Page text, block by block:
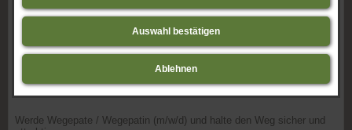
Auswahl bestätigen
Ablehnen
Werde Wegepate / Wegepatin (m/w/d) und halte den Weg sicher und